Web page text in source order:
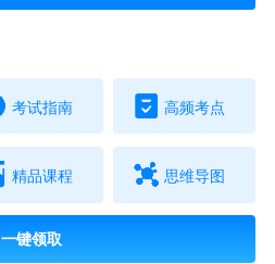
考试指南 高频考点
精品课程 思维导图
一键领取